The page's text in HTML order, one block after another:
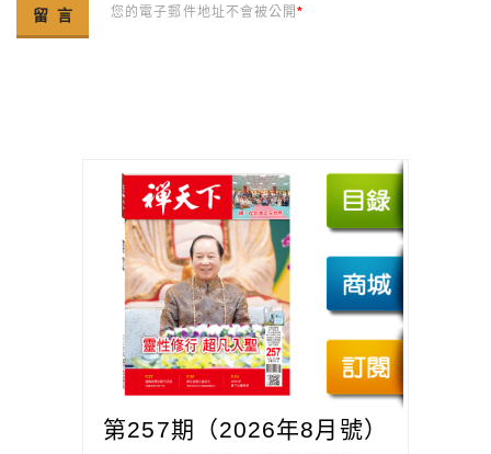
您的電子郵件地址不會被公開*
第257期（2026年8月號）